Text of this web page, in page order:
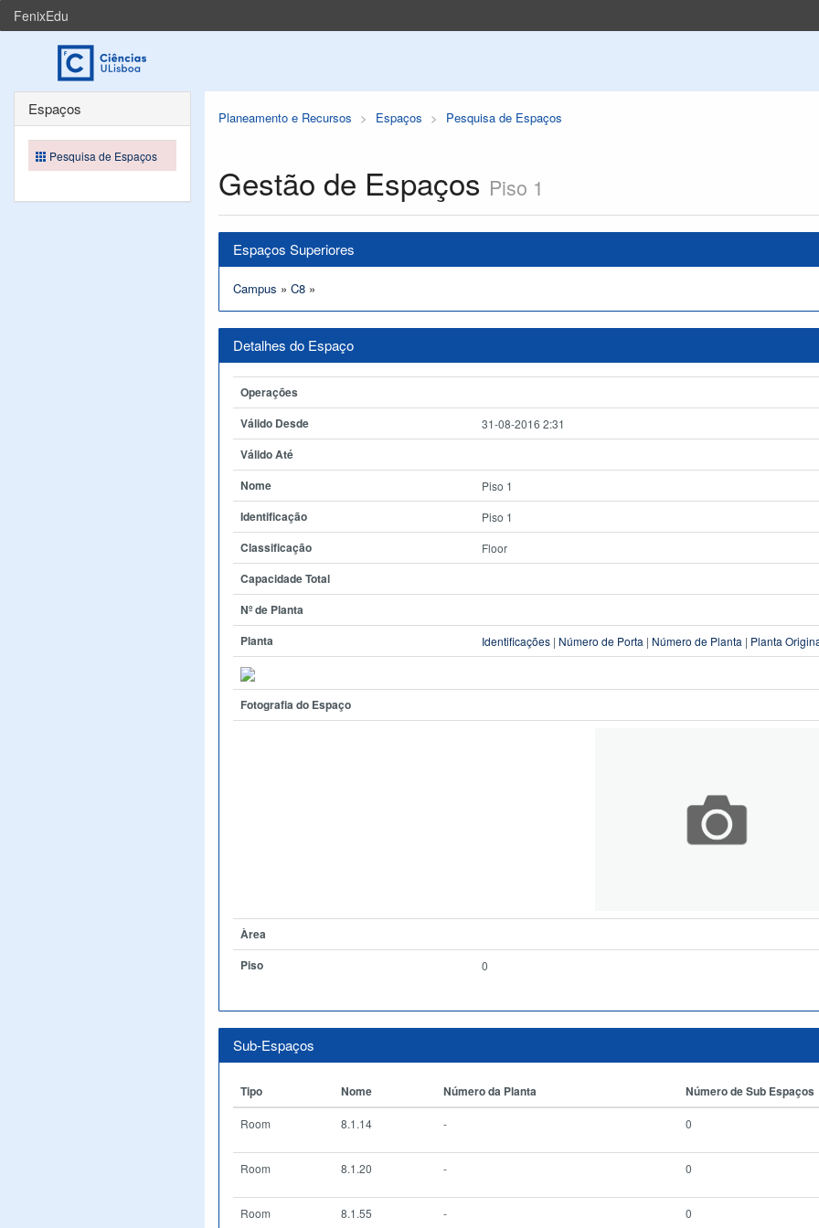
FenixEdu
Planeamento e Recursos Espaços Pesquisa de Espaços
Gestão de Espaços Piso 1
Espaços Superiores
Campus » C8 »
Detalhes do Espaço
Operações
Válido Desde
31-08-2016 2:31
Válido Até
Nome
Piso 1
Identificação Piso 1
Classificação Floor
Capacidade Total
Nº de Planta
Planta
Identificações | Número de Porta | Número de Planta | Planta
Fotografia do Espaço
Àrea
Piso
0
Sub-Espaços
Tipo Nome Número da Planta Número de Sub Espaços
Room 8.1.14 - 0
Room 8.1.20 - 0
Room 8.1.55 - 0
Espaços
Pesquisa de Espaços